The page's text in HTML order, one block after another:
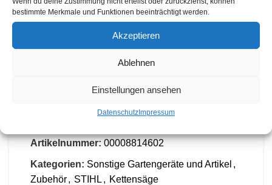
bestimmte Merkmale und Funktionen beeinträchtigt werden.
Akzeptieren
Ablehnen
Einstellungen ansehen
Datenschutz Impressum
Anwendung Sägen von Brennholz
Artikelnummer:00008814602
Kategorien: Sonstige Gartengeräte und Artikel ,
Zubehör, STIHL , Kettensäge